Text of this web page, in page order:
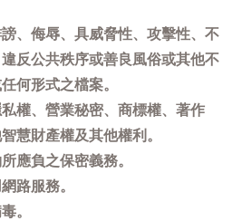
、侮辱、具威脅性、攻擊性、不
反公共秩序或善良風俗或其他不
何形式之檔案。
權、營業秘密、商標權、著作
慧財產權及其他權利。
應負之保密義務。
路服務。
。